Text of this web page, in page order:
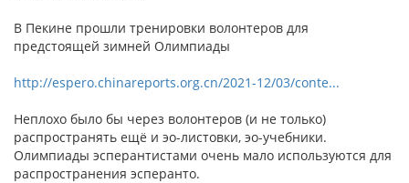
В Пекине прошли тренировки волонтеров для
предстоящей зимней Олимпиады
http://espero.chinareports.org.cn/2021-12/03/conte...
Неплохо было бы через волонтеров (и не только)
распространять ещё и эо-листовки, эо-учебники.
Олимпиады эсперантистами очень мало используются для
распространения эсперанто.